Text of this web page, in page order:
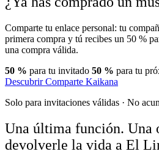
Comparte tu enlace personal: tu
primera compra y tú recibes un 50 %
una compra válida.
50 % para tu invitado 50 % para tu
Descubrir Comparte Kaikana
Solo para invitaciones válidas · No
Una última función. Una
devolverle la vida a El